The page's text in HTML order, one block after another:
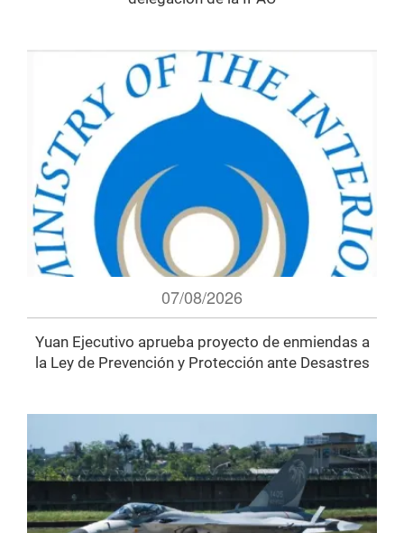
07/08/2026
Yuan Ejecutivo aprueba proyecto de enmiendas a
la Ley de Prevención y Protección ante Desastres